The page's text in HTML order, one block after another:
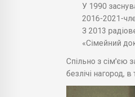
У 1990
2016-2021-
З 2013
«Сімейний
Спільно з сім'єю
безлічі нагород,